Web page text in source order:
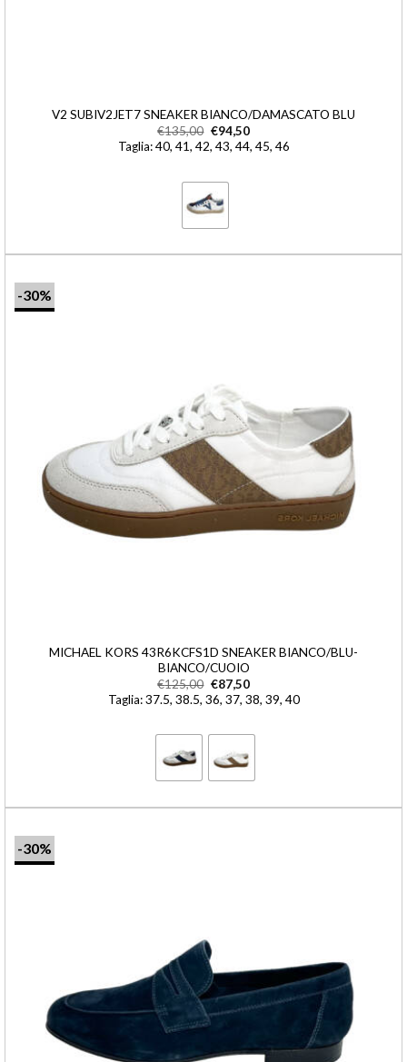
V2 SUBIV2JET7 SNEAKER BIANCO/DAMASCATO BLU
€135,00 €94,50
Taglia: 40, 41, 42, 43, 44, 45, 46
-30%
MICHAEL KORS 43R6KCFS1D SNEAKER BIANCO/BLU-
BIANCO/CUOIO
€125,00 €87,50
Taglia: 37.5, 38.5, 36, 37, 38, 39, 40
-30%